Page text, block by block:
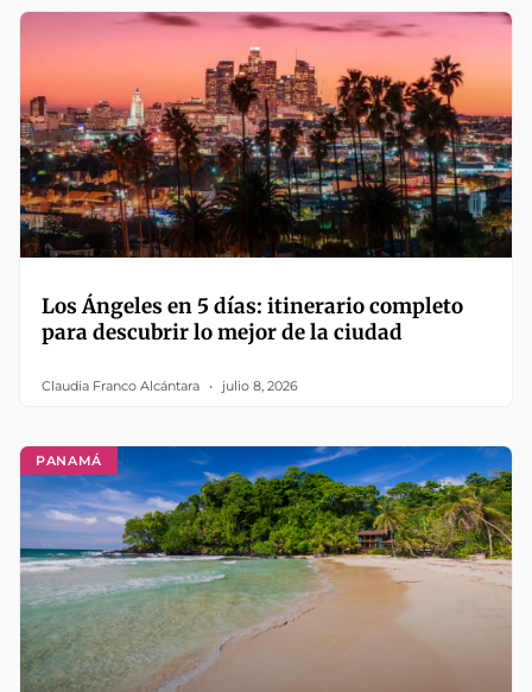
Los Ángeles en 5 días: itinerario completo
para descubrir lo mejor de la ciudad
Claudia Franco Alcántara julio 8, 2026
PANAMÁ